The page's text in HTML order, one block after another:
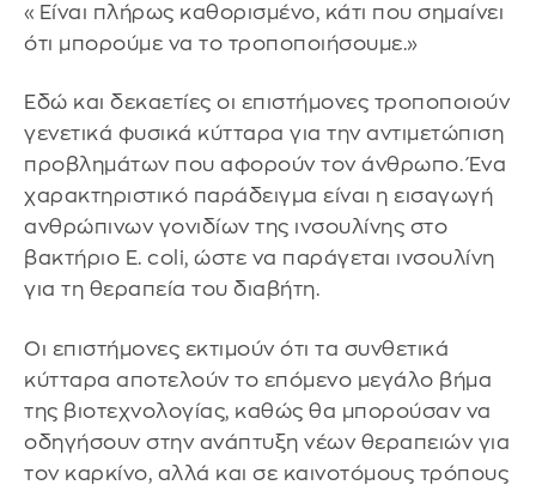
«Είναι πλήρως καθορισμένο, κάτι που σημαίνει
ότι μπορούμε να το τροποποιήσουμε.»
Εδώ και δεκαετίες οι επιστήμονες τροποποιούν
γενετικά φυσικά κύτταρα για την αντιμετώπιση
προβλημάτων που αφορούν τον άνθρωπο. Ένα
χαρακτηριστικό παράδειγμα είναι η εισαγωγή
ανθρώπινων γονιδίων της ινσουλίνης στο
βακτήριο E. coli, ώστε να παράγεται ινσουλίνη
για τη θεραπεία του διαβήτη.
Οι επιστήμονες εκτιμούν ότι τα συνθετικά
κύτταρα αποτελούν το επόμενο μεγάλο βήμα
της βιοτεχνολογίας, καθώς θα μπορούσαν να
οδηγήσουν στην ανάπτυξη νέων θεραπειών για
τον καρκίνο, αλλά και σε καινοτόμους τρόπους